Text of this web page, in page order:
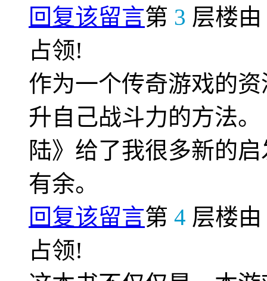
回复该留言第 3 层楼由
占领!
作为一个传奇游戏的
升自己战斗力的方法
陆》给了我很多新的
有余。
回复该留言第 4 层楼由
占领!